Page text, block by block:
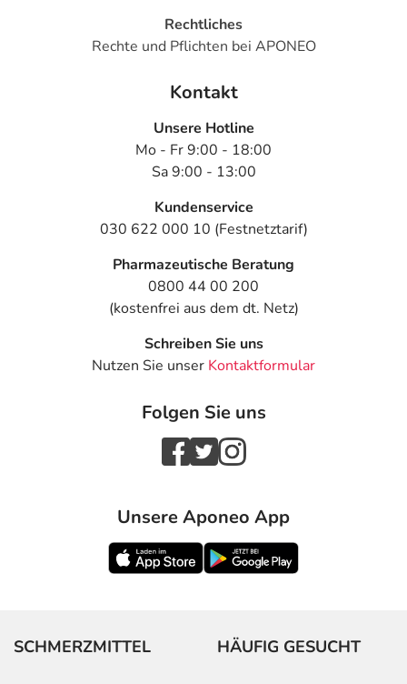
Rechtliches
Rechte und Pflichten bei APONEO
Kontakt
Unsere Hotline
Mo - Fr 9:00 - 18:00
Sa 9:00 - 13:00
Kundenservice
030 622 000 10 (Festnetztarif)
Pharmazeutische Beratung
0800 44 00 200
(kostenfrei aus dem dt. Netz)
Schreiben Sie uns
Nutzen Sie unser Kontaktformular
Folgen Sie uns
Unsere Aponeo App
SCHMERZMITTEL HÄUFIG GESUCHT